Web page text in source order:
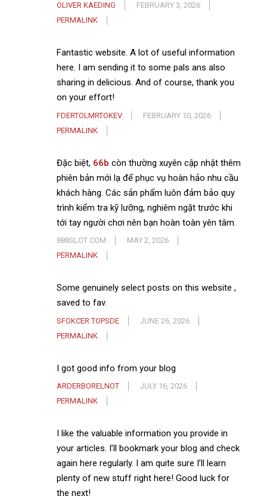
OLIVER KAEDING
FEBRUARY 3, 2026
PERMALINK
Fantastic website. A lot of useful information
here. I am sending it to some pals ans also
sharing in delicious. And of course, thank you
on your effort!
FDERTOLMRTOKEV
FEBRUARY 10, 2026
PERMALINK
Đặc biệt, 66b còn thường xuyên cập nhật thêm
phiên bản mới lạ để phục vụ hoàn hảo nhu cầu
khách hàng. Các sản phẩm luôn đảm bảo quy
trình kiểm tra kỹ lưỡng, nghiêm ngặt trước khi
tới tay người chơi nên bạn hoàn toàn yên tâm.
888SLOT COM
MAY 2, 2026
PERMALINK
Some genuinely select posts on this website ,
saved to fav.
SFOKCER TOPSDE
JUNE 26, 2026
PERMALINK
I got good info from your blog
ARDERBORELNOT
JULY 16, 2026
PERMALINK
I like the valuable information you provide in
your articles. I’ll bookmark your blog and check
again here regularly. I am quite sure I’ll learn
plenty of new stuff right here! Good luck for
the next!